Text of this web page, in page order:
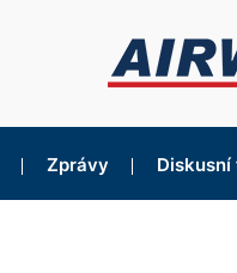
Zprávy Diskusní